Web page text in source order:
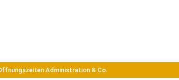
Administration & Co.